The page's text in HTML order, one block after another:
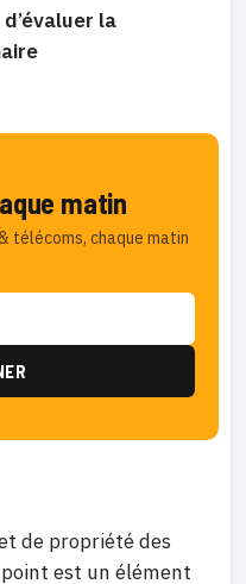
la
matin
télécoms, chaque matin
de propriété des
est un élément